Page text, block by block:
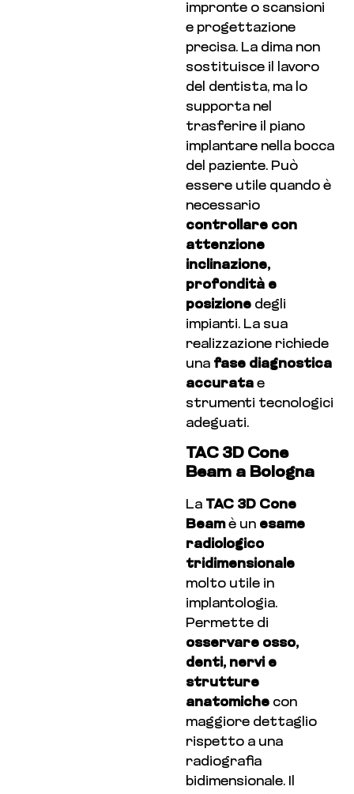
impronte o scansioni
e progettazione
precisa. La dima non
sostituisce il lavoro
del dentista, ma lo
supporta nel
trasferire il piano
implantare nella bocca
del paziente. Può
essere utile quando è
necessario
controllare con
attenzione
inclinazione,
profondità e
posizione degli
impianti. La sua
realizzazione richiede
una fase diagnostica
accurata e
strumenti tecnologici
adeguati.
TAC 3D Cone
Beam a Bologna
La TAC 3D Cone
Beamè un esame
radiologico
tridimensionale
molto utile in
implantologia.
Permette di
osservare osso,
denti, nervi e
strutture
anatomiche con
maggiore dettaglio
rispetto a una
radiografia
bidimensionale. Il